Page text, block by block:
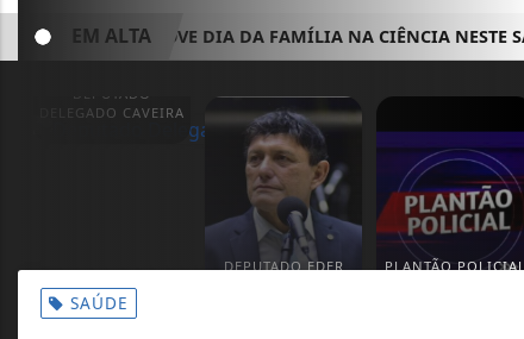
SBPC PROMOVE DIA DA FAMÍLIA NA CIÊNCIA NESTE
EM ALTA
DEPUTADO
DELEGADO CAVEIRA
DEPUTADO EDER
PLANTÃO POLICIAL
SAÚDE